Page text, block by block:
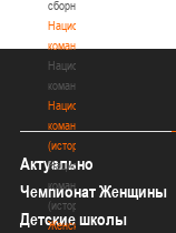
сборные
Национальная
команда
Национальная
команда
Национальная
команда
(история)
Национальная
команда
(история)
Женские
Актуально
Чемпионат Женщины
Детские школы